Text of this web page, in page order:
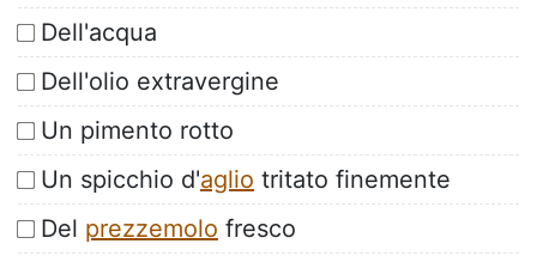
Dell'acqua
Dell'olio extravergine
Un pimento rotto
Un spicchio d'aglio tritato finemente
Del prezzemolo fresco